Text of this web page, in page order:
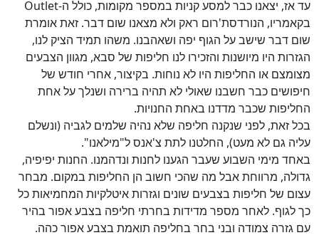
עד אז, יצאנו כבר למסע קניות במספר מקומות, כולל ה-Outlet
בקאמריו, הנורדסת'רום ראק ולא מצאנו שום דבר. זאת אומרת
שום דבר שישב על הגוף יפה ושאהבנו. משהו תמיד הציק לנו,
הגזרות היו מיושנות והזכירו לנו חליפות של סבא, מגוון הצבעים
מצומצם או החליפות היו לא נוחות. בקיצור, אחרי חודש של
חיפושים כבר חשבנו שאולי לא תהיה ברירה ושנלך על אחת
החליפות שכבר מדדנו באחת החנויות.
בכל זאת, לפני שנקנה חליפה שלא נהיה שלמים לגביה (ונשלם
עליה גם לא מעט), החלטנו לתת צ'אנס ל"מילאנו".
באחד מימי השבוע שעבר הגענו לחנות ונדהמנו. החנות יפיפיה,
גדולה, מרווחת אבל מה שהכי חשוב הן החליפות במקום. מבחר
עצום של חליפות בצבעים שונים וגזרות איטלקיות המחמיאות כל
כך לגוף. לאחר מספר מדידות בחרתי חליפה בצבע אפור בהיר
עם גזרה צמודה ובני בחר בחליפה תואמת בצבע אפור כהה.